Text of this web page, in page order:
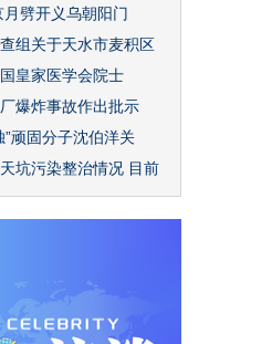
劈开义乌朝阳门
组关于天水市麦积区
皇家医学会院士
爆炸事故作出批示
”顽固分子沈伯洋关
坑污染整治情况 目前